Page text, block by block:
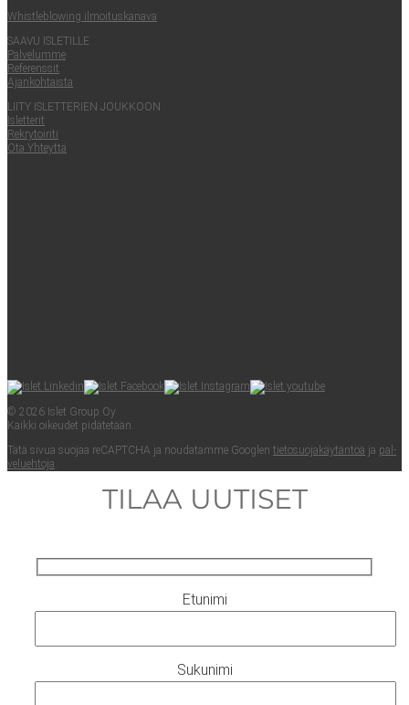
Whist­le­blowing ilmoituskanava
SAA­VU ISLETILLE
Pal­ve­lum­me
Refe­rens­sit
Ajan­koh­tais­ta
LII­TY ISLET­TE­RIEN JOUKKOON
Islet­te­rit
Rek­ry­toin­ti
Ota Yhteyt­tä
© 2026 Islet Group Oy
Kaik­ki oikeu­det pidätetään.
Tätä sivua suo­jaa reCAPTC­HA ja nou­da­tam­me Googlen tie­to­suo­ja­käy­tän­töä ja pal­
ve­lueh­to­ja.
TILAA UUTISET
Etunimi
Sukunimi